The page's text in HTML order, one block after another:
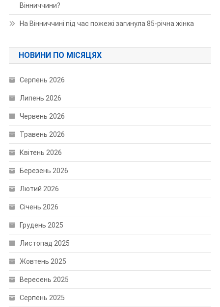
Вінниччини?
На Вінниччині під час пожежі загинула 85-річна жінка
НОВИНИ ПО МІСЯЦЯХ
Серпень 2026
Липень 2026
Червень 2026
Травень 2026
Квітень 2026
Березень 2026
Лютий 2026
Січень 2026
Грудень 2025
Листопад 2025
Жовтень 2025
Вересень 2025
Серпень 2025